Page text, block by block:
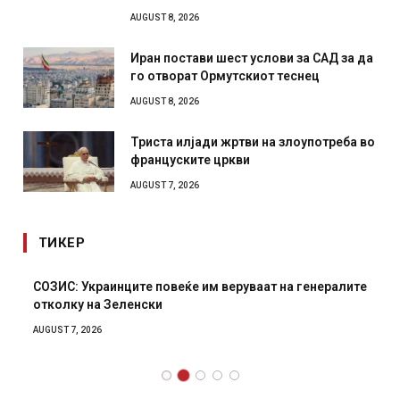
AUGUST 8, 2026
Иран постави шест услови за САД за да
го отворат Ормутскиот теснец
AUGUST 8, 2026
Триста илјади жртви на злоупотреба во
француските цркви
AUGUST 7, 2026
ТИКЕР
СОЗИС: Украинците повеќе им веруваат на генералите
отколку на Зеленски
AUGUST 7, 2026